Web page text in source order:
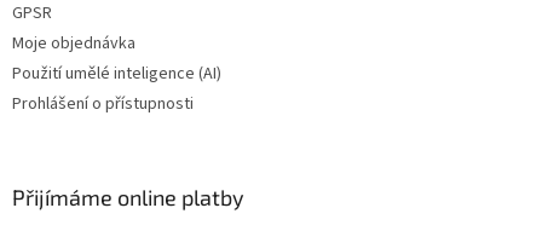
GPSR
Moje objednávka
Použití umělé inteligence (AI)
Prohlášení o přístupnosti
Přijímáme online platby